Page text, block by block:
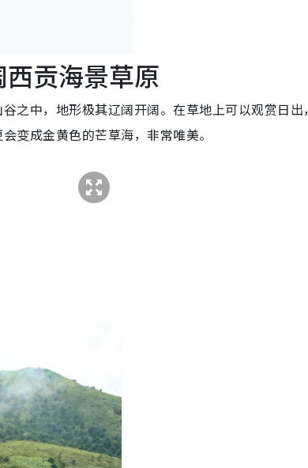
贡海景草原
之中，地形极其辽阔开阔。在草地上可以观赏日出，
变成金黄色的芒草海，非常唯美。